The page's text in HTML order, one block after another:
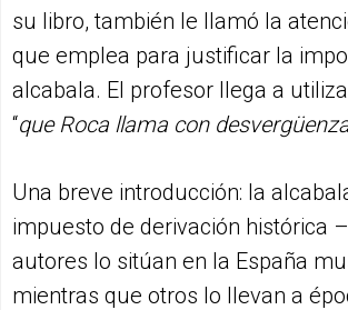
su libro, también le llamó la
que emplea para justificar la
alcabala. El profesor llega a
“que Roca llama con
Una breve introducción: la
impuesto de derivación histórica
autores lo sitúan en la España
mientras que otros lo llevan a